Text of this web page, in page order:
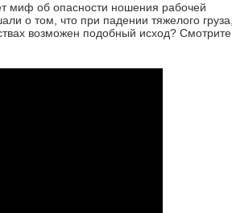
миф об опасности ношения рабочей
о том, что при падении тяжелого груза,
возможен подобный исход? Смотрите